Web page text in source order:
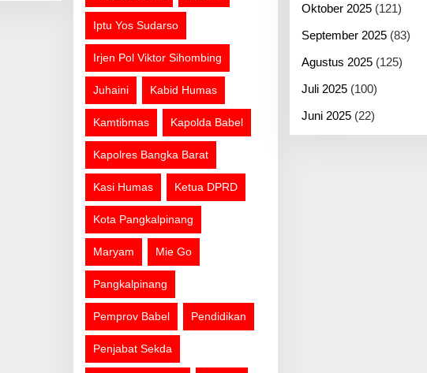
Iptu Yos Sudarso
Irjen Pol Viktor Sihombing
Juhaini Kabid Humas
Kamtibmas Kapolda Babel
Kapolres Bangka Barat
Kasi Humas Ketua DPRD
Kota Pangkalpinang
Maryam Mie Go
Pangkalpinang
Pemprov Babel Pendidikan
Penjabat Sekda
Oktober 2025(121)
September 2025(83)
Agustus 2025(125)
Juli 2025(100)
Juni 2025(22)